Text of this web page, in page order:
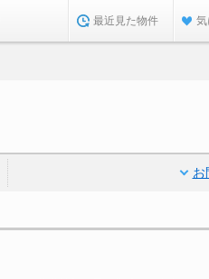
最近見た物件 気
お